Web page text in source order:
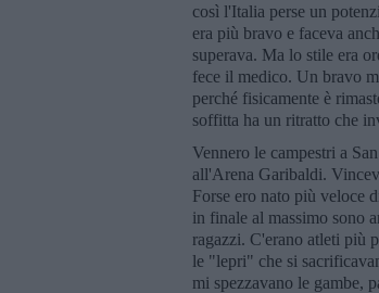
così l'Italia perse un
era più bravo e faceva
superava. Ma lo stile era
fece il medico. Un bravo
perché fisicamente è
soffitta ha un ritratto che
Vennero le campestri a
all'Arena Garibaldi.
Forse ero nato più veloce
in finale al massimo sono
ragazzi. C'erano atleti più
le "lepri" che si
mi spezzavano le gambe,